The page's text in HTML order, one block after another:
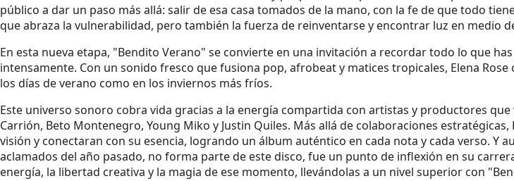
público a dar un paso más allá: salir de esa casa tomados de la mano, con la fe de que todo
que abraza la vulnerabilidad, pero también la fuerza de reinventarse y encontrar luz en medio
En esta nueva etapa, "Bendito Verano" se convierte en una invitación a recordar todo lo que
intensamente. Con un sonido fresco que fusiona pop, afrobeat y matices tropicales, Elena
los días de verano como en los inviernos más fríos.
Este universo sonoro cobra vida gracias a la energía compartida con artistas y productores
Carrión, Beto Montenegro, Young Miko y Justin Quiles. Más allá de colaboraciones
visión y conectaran con su esencia, logrando un álbum auténtico en cada nota y cada verso. Y
aclamados del año pasado, no forma parte de este disco, fue un punto de inflexión en su
energía, la libertad creativa y la magia de ese momento, llevándolas a un nivel superior con